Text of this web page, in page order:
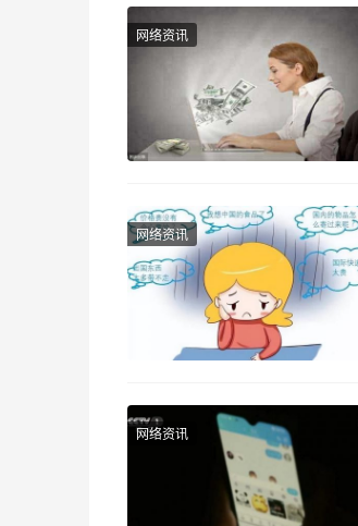
网络资讯
网络资讯
网络资讯